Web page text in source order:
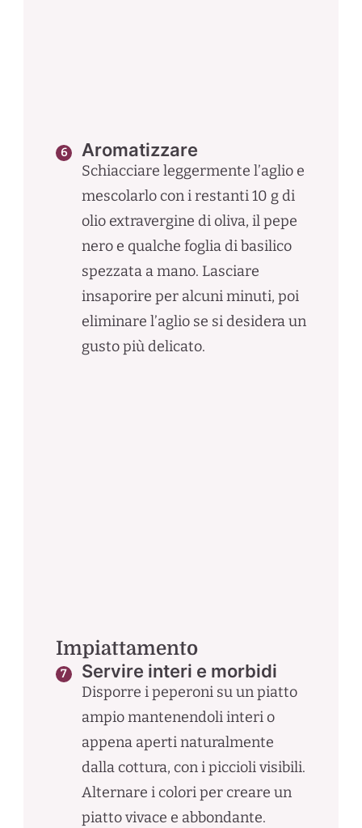
Aromatizzare
Schiacciare leggermente l’aglio e
mescolarlo con i restanti 10 g di
olio extravergine di oliva, il pepe
nero e qualche foglia di basilico
spezzata a mano. Lasciare
insaporire per alcuni minuti, poi
eliminare l’aglio se si desidera un
gusto più delicato.
Impiattamento
Servire interi e morbidi
Disporre i peperoni su un piatto
ampio mantenendoli interi o
appena aperti naturalmente
dalla cottura, con i piccioli visibili.
Alternare i colori per creare un
piatto vivace e abbondante.